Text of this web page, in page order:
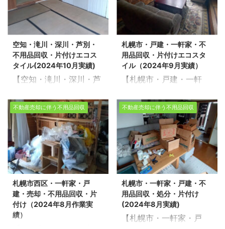
業時間6時間/戸建
6LDK。 数多くの不用品
回収や遺品整理の実績が
あります。 不用品回収や
遺品整理、生前整理のご
依頼は、ぜひ「生活応援
エコスタイル ...
せください。経験豊富で
信頼できるスタッフが、
お客様のご希望に寄り・
添い、安心していただけ
るサービスを提供いたし
ます。 お客様一人ひとり
の想いに応える ...
で、まずはお気軽にご相
談ください。 これまで、
数多くの不用品回収や遺
品整理を行ってまいりま
した。今回は千歳市で売
却に伴う不用品回収をさ
せて頂きました。 スタッ
建・5LDK 不用品回収や
遺品整理、生前整理につ
いてのお問い合わせは、
「生活応援エコスタイ
ル」にお任せください！
【無料相談・お見積無
料】>>お盆の時期・不
用品回収・空き家の片付
け・売却の相談し ...
リアでも対応可能ですの
で、まずはお気軽にご相
談ください。 これまで、
数多くの不用品回収や遺
品整理を行ってまいりま
した。今回は札幌市東区
で売却に伴う不用品回収
タッフ6名/作業時間4時
間半/戸建3LDK・物置 不
用品回収や遺品整理、生
前整理についてのお問い
合わせは、「生活応援エ
コスタイル」にお任せく
ださい！ 【無料相談・お
見積無料】>>お盆の時
期・不用品回収・空き家
の片付け ...
空知・滝川・深川・芦別・
不用品回収・片付けエコス
タイル(2024年10月実績)
【空知・滝川・深川・芦
エコスタイル(2024年10
月実績)】 北海道を拠点
に家の不用品回収・売却
にともなう家片付け・遺
品整理・生前整理を行っ
ている生活応援エコスタ
イルです。 道北・道南・
道央・道東・どこでもご
相談ください。 不用品回
収や遺品整理の片付け現
札幌市・戸建・一軒家・不
用品回収・片付けエコスタ
イル（2024年9月実績）
【札幌市・戸建・一軒
エコスタイル（2024年9
月実績）】 北海道を拠点
に家の不用品回収・売却
にともなう家片付け・遺
品整理・生前整理を行っ
ている生活応援エコスタ
イルです。道北・道南・
道央・道東・どこでもご
相談ください。 不用品回
収や遺品整理の片付け現
場実績多数！今回は札幌
不動産売却に伴う不用品回収
札幌市西区・一軒家・戸
建・売却・不用品回収・片
付け（2024年8月作業実
績）
不動産売却に伴う不用品回収
札幌市・一軒家・戸建・不
用品回収・処分・片付け
(2024年8月実績)
【札幌市・一軒家・戸